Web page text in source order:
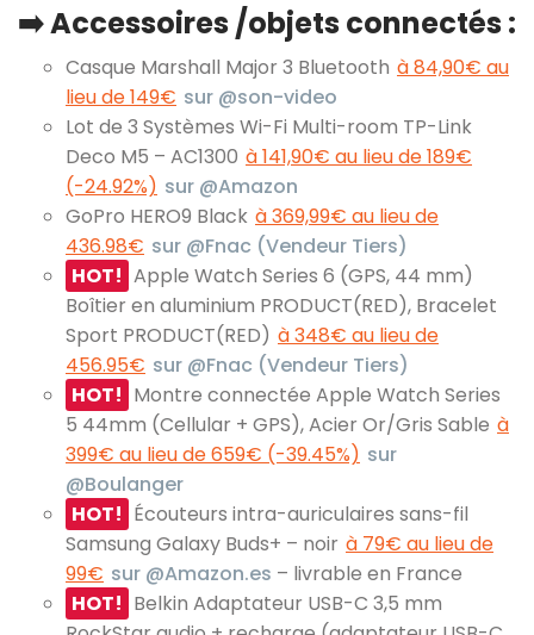
➡️ Accessoires /objets connectés :
Casque Marshall Major 3 Bluetooth à 84,90€ au
lieu de 149€ sur @son-video
Lot de 3 Systèmes Wi-Fi Multi-room TP-Link
Deco M5 – AC1300 à 141,90€ au lieu de 189€
(-24.92%) sur @Amazon
GoPro HERO9 Black à 369,99€ au lieu de
436.98€ sur @Fnac (Vendeur Tiers)
HOT! Apple Watch Series 6 (GPS, 44 mm)
Boîtier en aluminium PRODUCT(RED), Bracelet
Sport PRODUCT(RED) à 348€ au lieu de
456.95€ sur @Fnac (Vendeur Tiers)
HOT! Montre connectée Apple Watch Series
5 44mm (Cellular + GPS), Acier Or/Gris Sable à
399€ au lieu de 659€ (-39.45%) sur
@Boulanger
HOT! Écouteurs intra-auriculaires sans-fil
Samsung Galaxy Buds+ – noir à 79€ au lieu de
99€ sur @Amazon.es – livrable en France
HOT! Belkin Adaptateur USB-C 3,5 mm